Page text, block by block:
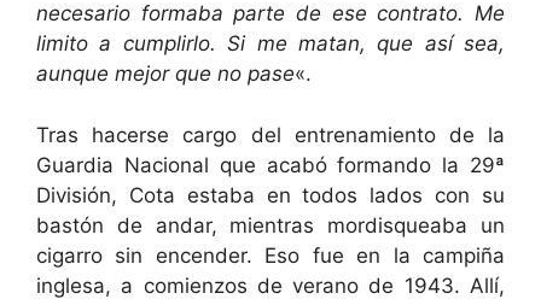
necesario formaba parte de ese contrato. Me
limito a cumplirlo. Si me matan, que así sea,
aunque mejor que no pase«.
Tras hacerse cargo del entrenamiento de la
Guardia Nacional que acabó formando la 29ª
División, Cota estaba en todos lados con su
bastón de andar, mientras mordisqueaba un
cigarro sin encender. Eso fue en la campiña
inglesa, a comienzos de verano de 1943. Allí,